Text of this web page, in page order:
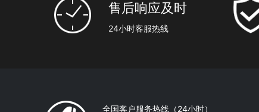
售后响应及时
24小时客服热线
全国客户服务热线（24小时）